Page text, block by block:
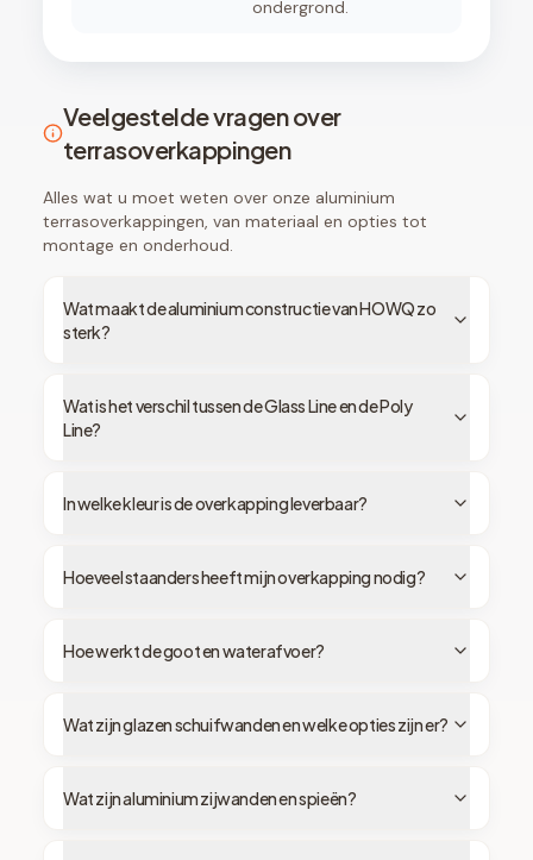
ondergrond.
Veelgestelde vragen over
terrasoverkappingen
Alles wat u moet weten over onze aluminium
terrasoverkappingen, van materiaal en opties tot
montage en onderhoud.
Wat maakt de aluminium constructie van HOWQ zo
sterk?
Wat is het verschil tussen de Glass Line en de Poly
Line?
In welke kleur is de overkapping leverbaar?
Hoeveel staanders heeft mijn overkapping nodig?
Hoe werkt de goot en waterafvoer?
Wat zijn glazen schuifwanden en welke opties zijn er?
Wat zijn aluminium zijwanden en spieën?